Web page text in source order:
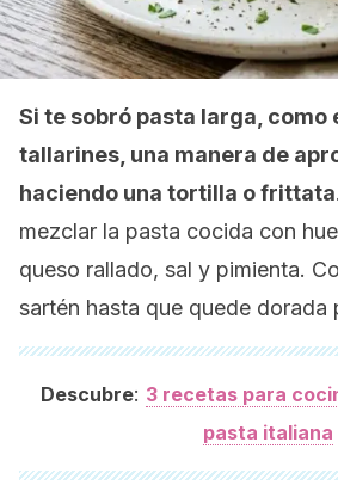
Si te sobró pasta larga, como
tallarines, una manera de
haciendo una tortilla o frittata
mezclar la pasta cocida con
queso rallado, sal y pimienta.
sartén hasta que quede dorada
Descubre: 3 recetas para
pasta italiana